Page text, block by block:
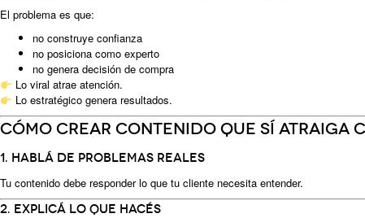
El problema es que:
no construye confianza
no posiciona como experto
no genera decisión de compra
Lo viral atrae atención.
Lo estratégico genera resultados.
Cómo crear contenido que sí atraiga
1. Hablá de problemas reales
Tu contenido debe responder lo que tu cliente necesita entender.
2. Explicá lo que hacés